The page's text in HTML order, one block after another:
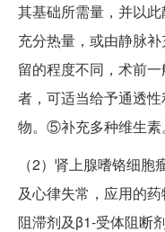
其基础所需量，并以
充分热量，或由静脉
留的程度不同，术前
者，可适当给予通透
物。⑤补充多种维生素。
（2）肾上腺嗜铬细
及心律失常，应用的
阻滞剂及β1-受体阻断剂